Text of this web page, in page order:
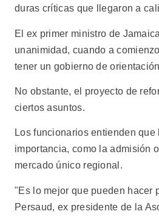
duras críticas que llegaron a
El ex primer ministro de
unanimidad, cuando a
tener un gobierno de
No obstante, el proyecto de
ciertos asuntos.
Los funcionarios entienden
importancia, como la admisión
mercado único regional.
"Es lo mejor que pueden hacer
Persaud, ex presidente de la